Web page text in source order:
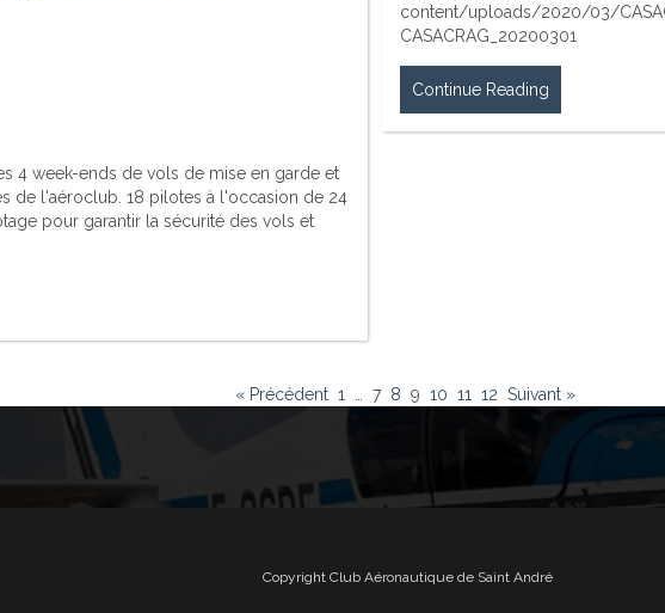
content/uploads/2020/03/
CASACRAG_20200301
Continue Reading
4 week-ends de vols de mise en garde et
de l'aéroclub. 18 pilotes à l'occasion de 24
pour garantir la sécurité des vols et
« Précédent 1 7 8 9 10 11 12 Suivant »
Copyright Club Aéronautique de Saint André